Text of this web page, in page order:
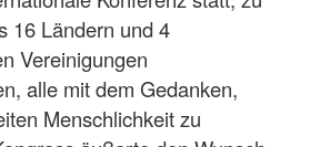
16 Ländern und 4
Vereinigungen
alle mit dem Gedanken,
Menschlichkeit zu